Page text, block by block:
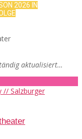
2026 IN
aktualisiert…